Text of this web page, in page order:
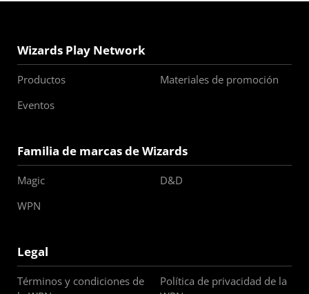
Wizards Play Network
Productos
Materiales de promoción
Eventos
Familia de marcas de Wizards
Magic
D&D
WPN
Legal
Términos y condiciones de
Política de privacidad de la